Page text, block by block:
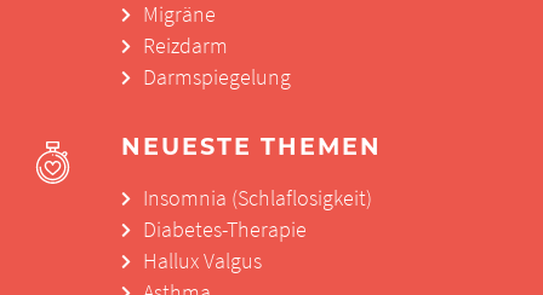
Migräne
Reizdarm
Darmspiegelung
NEUESTE THEMEN
Insomnia (Schlaflosigkeit)
Diabetes-Therapie
Hallux Valgus